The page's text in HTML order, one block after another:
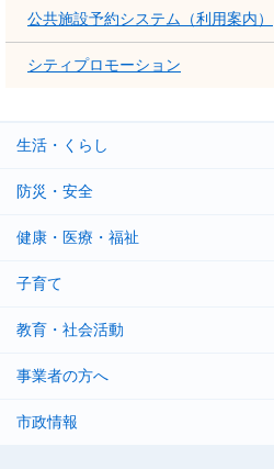
公共施設予約システム（利用案内）
シティプロモーション
生活・くらし
防災・安全
健康・医療・福祉
子育て
教育・社会活動
事業者の方へ
市政情報